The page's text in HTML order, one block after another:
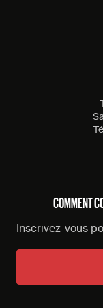
COMMENT
Inscrivez-vous